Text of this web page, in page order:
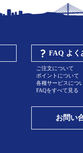
FAQ よく
ご注文について
ポイントについて
各種サービスにつ
FAQをすべて見る
お問い